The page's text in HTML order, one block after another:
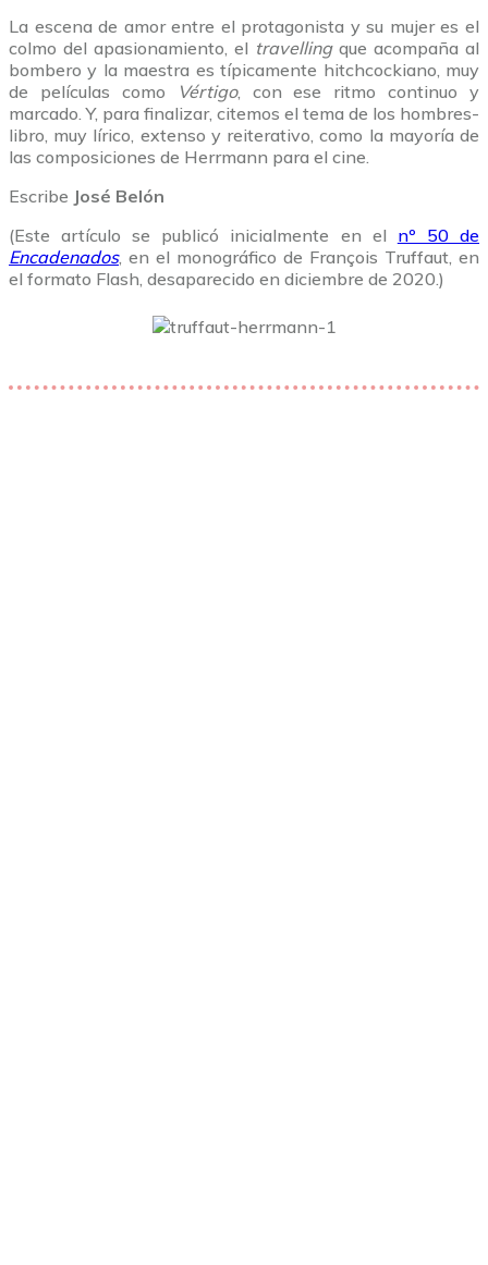
La escena de amor entre el protagonista y su mujer es el
colmo del apasionamiento, el travellingque acompaña al
bombero y la maestra es típicamente hitchcockiano, muy
de películas como
Vértigo, con ese ritmo continuo y
marcado. Y, para finalizar, citemos el tema de los hombres-
libro, muy lírico, extenso y reiterativo, como la mayoría de
las composiciones de Herrmann para el cine.
Escribe José Belón
(Este artículo se publicó inicialmente en el nº 50 de
Encadenados, en el monográfico de François Truffaut, en
el formato Flash, desaparecido en diciembre de 2020.)